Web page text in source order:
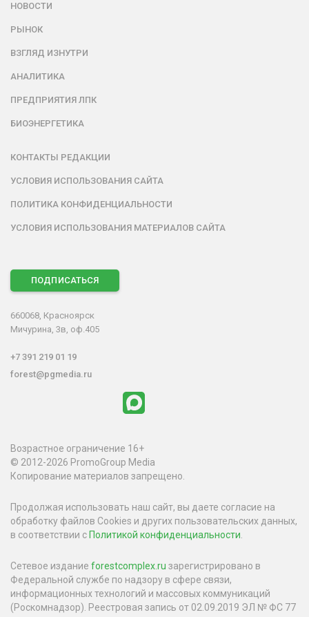
НОВОСТИ
РЫНОК
ВЗГЛЯД ИЗНУТРИ
АНАЛИТИКА
ПРЕДПРИЯТИЯ ЛПК
БИОЭНЕРГЕТИКА
КОНТАКТЫ РЕДАКЦИИ
УСЛОВИЯ ИСПОЛЬЗОВАНИЯ САЙТА
ПОЛИТИКА КОНФИДЕНЦИАЛЬНОСТИ
УСЛОВИЯ ИСПОЛЬЗОВАНИЯ МАТЕРИАЛОВ САЙТА
ПОДПИСАТЬСЯ
660068, Красноярск
Мичурина, 3в, оф.405
+7 391 219 01 19
forest@pgmedia.ru
Возрастное ограничение 16+
© 2012-2026 PromoGroup Media
Копирование материалов запрещено.
Продолжая использовать наш сайт, вы даете согласие на
обработку файлов Cookies и других пользовательских данных,
в соответствии сПолитикой конфиденциальности
Сетевое издание forestcomplex.ru зарегистрировано в
Федеральной службе по надзору в сфере связи,
информационных технологий и массовых коммуникаций
(Роскомнадзор). Реестровая запись от 02.09.2019 ЭЛ № ФС 77